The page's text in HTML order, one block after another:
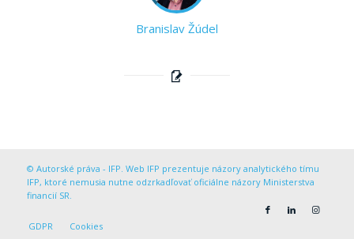
Branislav Žúdel
© Autorské práva - IFP. Web IFP prezentuje názory analytického tímu
IFP, ktoré nemusia nutne odzrkadľovať oficiálne názory Ministerstva
financií SR.
GDPR Cookies